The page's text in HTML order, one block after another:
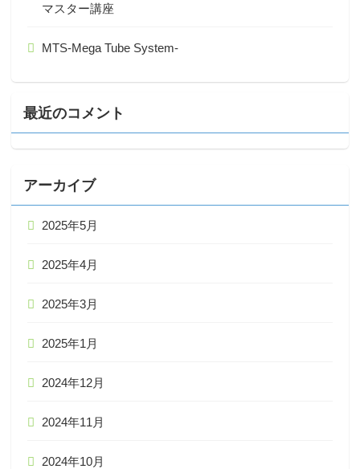
マスター講座
MTS-Mega Tube System-
最近のコメント
アーカイブ
2025年5月
2025年4月
2025年3月
2025年1月
2024年12月
2024年11月
2024年10月